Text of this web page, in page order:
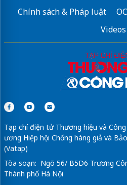
Chính sách & Pháp luật
Videos
Tạp chí điện tử Thương hiệu và
ương Hiệp hội Chống hàng giả và
(Vatap)
Tòa soạn: Ngõ 56/ B5D6 Trương
Thành phố Hà Nội